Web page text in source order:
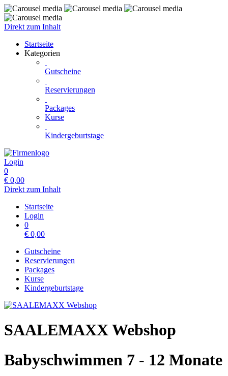
Direkt zum Inhalt
Startseite
Kategorien
Gutscheine
Reservierungen
Packages
Kurse
Kindergeburtstage
Login
0
€ 0,00
Direkt zum Inhalt
Startseite
Login
0
€ 0,00
Gutscheine
Reservierungen
Packages
Kurse
Kindergeburtstage
SAALEMAXX Webshop
Babyschwimmen 7 - 12 Monate